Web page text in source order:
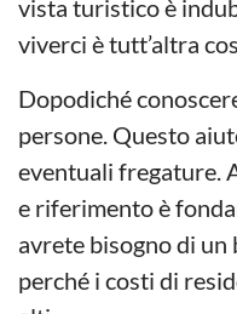
vista turistico è
viverci è tutt’altra
Dopodiché
persone. Questo
eventuali fregature.
e riferimento è
avrete bisogno di un
perché i costi di